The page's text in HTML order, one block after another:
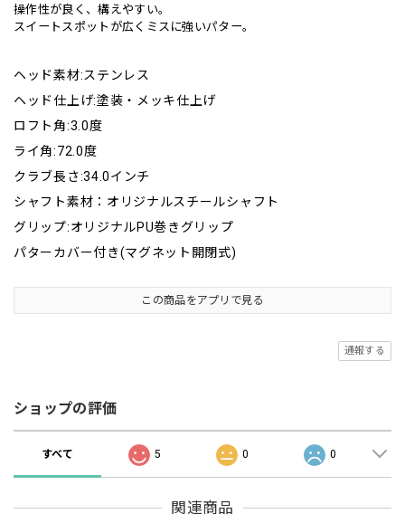
操作性が良く、構えやすい。
スイートスポットが広くミスに強いパター。
ヘッド素材:ステンレス
ヘッド仕上げ:塗装・メッキ仕上げ
ロフト角:3.0度
ライ角:72.0度
クラブ長さ:34.0インチ
シャフト素材：オリジナルスチールシャフト
グリップ:オリジナルPU巻きグリップ
パターカバー付き(マグネット開閉式)
この商品をアプリで見る
通報する
ショップの評価
すべて 5 0 0
関連商品